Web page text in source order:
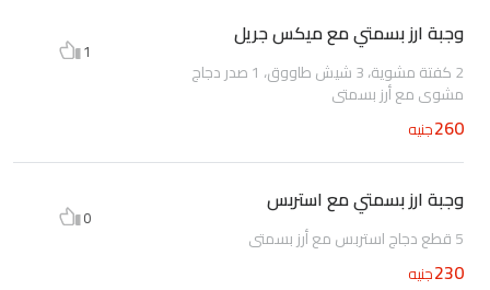
وجبة ارز بسمتي مع ميكس جريل
2 كفتة مشوية، 3 شيش طاووق، 1 صدر دجاج
مشوي مع أرز بسمتي
260جنيه
1
وجبة ارز بسمتي مع استربس
5 قطع دجاج استربس مع أرز بسمتي
230جنيه
0